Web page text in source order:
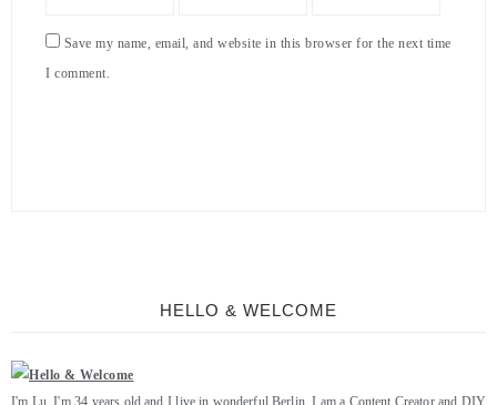
Save my name, email, and website in this browser for the next time
I comment.
HELLO & WELCOME
I'm Lu, I'm 34 years old and I live in wonderful Berlin. I am a Content Creator and DIY